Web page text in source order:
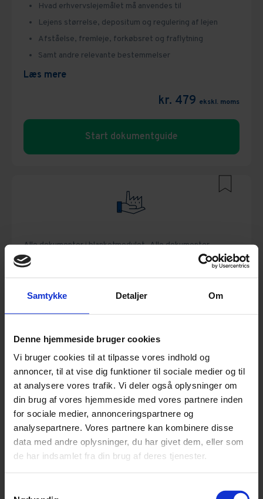
Samtykke Detaljer Om
Denne hjemmeside bruger cookies
Vi bruger cookies til at tilpasse vores indhold og
annoncer, til at vise dig funktioner til sociale medier og til
at analysere vores trafik. Vi deler også oplysninger om
din brug af vores hjemmeside med vores partnere inden
for sociale medier, annonceringspartnere og
analysepartnere. Vores partnere kan kombinere disse
data med andre oplysninger, du har givet dem, eller som
de har indsamlet fra din brug af deres tjenester.
Hvad erhvervslejemålet må anvendes til
Lejens størrelse, depositum og regulering af lejen
Afståelse, fremleje, forkøbsret og fraflytning
Samt andre relevante bestemmelser
Læs mere
kr. 479 ekskl. moms
Start dokumentguide
Alle dokumenter i blanketmodulet, Alle dokumenter
vedrørende ejendomme,
Alle dokumenter vedrørende
erhvervsleje,
Erhvervslejeret,
Erhvervslejeret, Kontrakter og aftaler
Erhvervslejekontrakt (Simpel)
Hvad erhvervslejemålet må anvendes til
Lejens størrelse, depositum og regulering af lejen
Afståelse, fremleje, forkøbsret og fraflytning
Samt andre relevante bestemmelser
Læs mere
kr. 479ekskl. moms